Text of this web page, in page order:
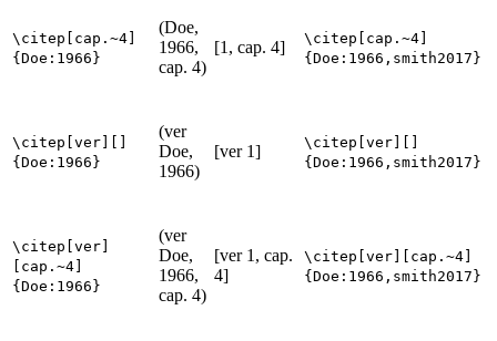
\citep[cap.~4]
{Doe:1966}
(Doe,
1966,
cap. 4)
[1, cap. 4]
\citep[cap.~4]
{Doe:1966,smith2017}
\citep[ver][]
{Doe:1966}
(ver
Doe,
1966)
[ver 1]
\citep[ver][]
{Doe:1966,smith2017}
\citep[ver]
[cap.~4]
{Doe:1966}
(ver
Doe,
1966,
cap. 4)
[ver 1, cap.
4]
\citep[ver][cap.~4]
{Doe:1966,smith2017}